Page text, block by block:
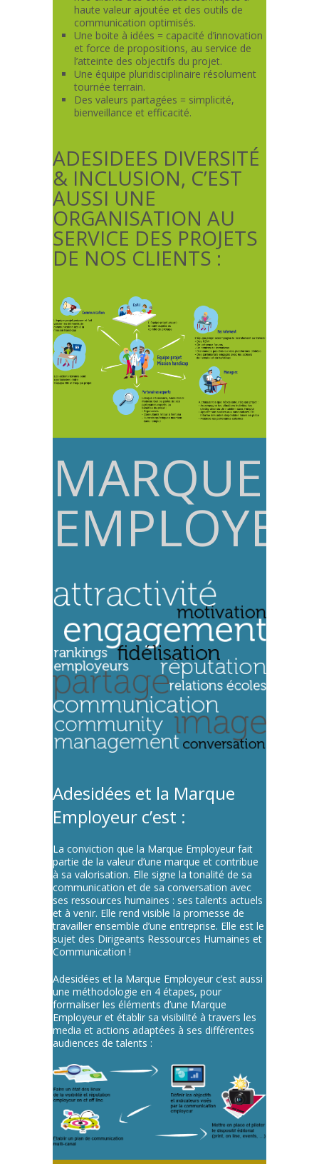
haute valeur ajoutée et des outils de
communication optimisés.
Une boite à idées = capacité d’innovation
et force de propositions, au service de
l’atteinte des objectifs du projet.
Une équipe pluridisciplinaire résolument
tournée terrain.
Des valeurs partagées = simplicité,
bienveillance et efficacité.
ADESIDEES DIVERSITÉ
& INCLUSION, C’EST
AUSSI UNE
ORGANISATION AU
SERVICE DES PROJETS
DE NOS CLIENTS :
MARQUE
Adesidées et la Marque
Employeur c’est :
La conviction que la Marque Employeur fait
partie de la valeur d’une marque et contribue
à sa valorisation. Elle signe la tonalité de sa
communication et de sa conversation avec
ses ressources humaines : ses talents actuels
et à venir. Elle rend visible la promesse de
travailler ensemble d’une entreprise. Elle est le
sujet des Dirigeants Ressources Humaines et
Communication !
Adesidées et la Marque Employeur c’est aussi
une méthodologie en 4 étapes, pour
formaliser les éléments d’une Marque
Employeur et établir sa visibilité à travers les
media et actions adaptées à ses différentes
audiences de talents :